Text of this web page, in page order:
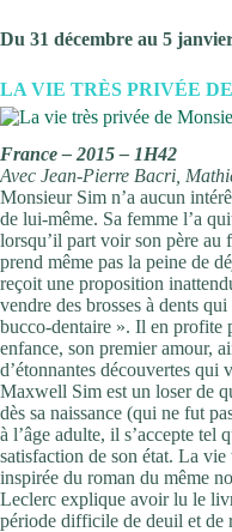
Du 31 décembre au 5
LA VIE TRÈS PRIVÉE
France – 2015 – 1H42
Avec Jean-Pierre Bacri,
Monsieur Sim n’a aucun
de lui-même. Sa femme l’a
lorsqu’il part voir son père
prend même pas la peine de
reçoit une proposition
vendre des brosses à dents
bucco-dentaire ». Il en profite
enfance, son premier amour,
d’étonnantes découvertes qui
Maxwell Sim est un loser de
dès sa naissance (qui ne fut
à l’âge adulte, il s’accepte tel
satisfaction de son état. La
inspirée du roman du même
Leclerc explique avoir lu le
période difficile de deuil et de